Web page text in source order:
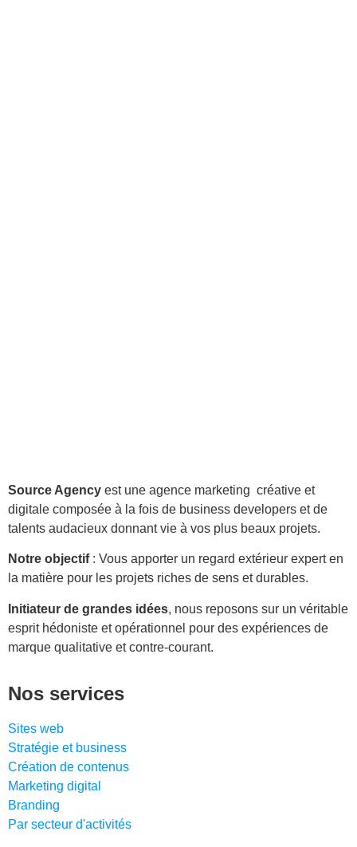
Source Agency est une agence marketing créative et
digitale composée à la fois de business developers et de
talents audacieux donnant vie à vos plus beaux projets.
Notre objectif: Vous apporter un regard extérieur expert en
la matière pour les projets riches de sens et durables.
Initiateur de grandes idées, nous reposons sur un véritable
esprit hédoniste et opérationnel pour des expériences de
marque qualitative et contre-courant.
Nos services
Sites web
Stratégie et business
Création de contenus
Marketing digital
Branding
Par secteur d'activités